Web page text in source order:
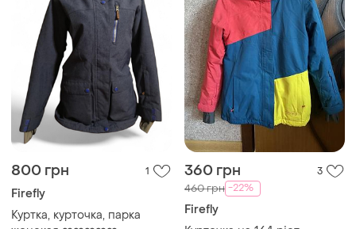
800 грн 1
Firefly
Куртка, курточка, парка
360 грн 3
460 грн -22%
Firefly